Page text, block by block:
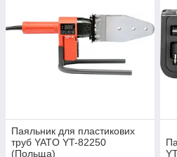
Паяльник для пластикових
труб YATO YT-82250
(Польща)